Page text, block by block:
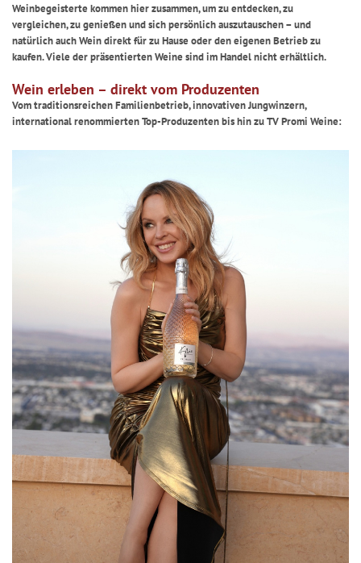
Weinbegeisterte kommen hier zusammen, um zu entdecken, zu
vergleichen, zu genießen und sich persönlich auszutauschen – und
natürlich auch Wein direkt für zu Hause oder den eigenen Betrieb zu
kaufen. Viele der präsentierten Weine sind im Handel nicht erhältlich.
Wein erleben – direkt vom Produzenten
Vom traditionsreichen Familienbetrieb, innovativen Jungwinzern,
international renommierten Top-Produzenten bis hin zu TV Promi Weine: